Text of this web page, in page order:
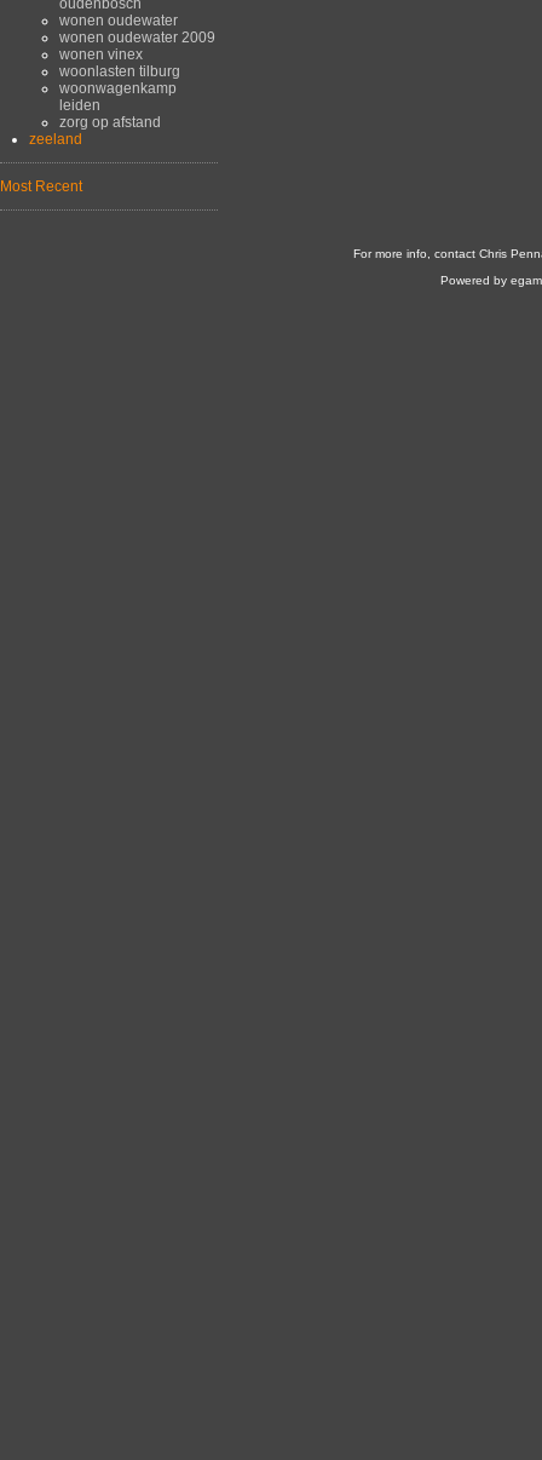
wonen oudewater
wonen oudewater 2009
wonen vinex
woonlasten tilburg
woonwagenkamp
leiden
zorg op afstand
zeeland
Most Recent
For more info, contact Chris
Powered by